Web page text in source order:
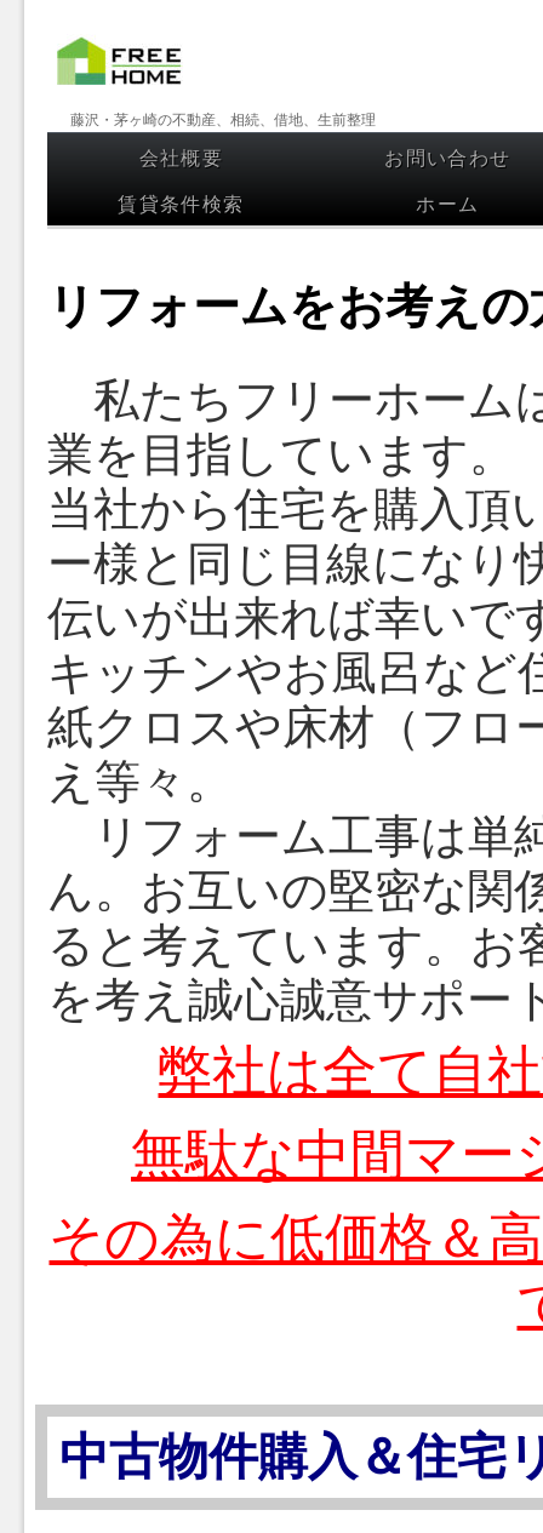
【フリー
ホーム】
藤沢・茅
ヶ崎の不
動産、相
続、借
地、生前
整理
藤沢・茅ヶ崎の不動産、相続、借地、生前整理
コンテンツへスキップ
会社概要
お問い合わせ
賃貸条件検索
ホーム
リフォームをお考え
私たちフリーホーム
業を目指しています。
当社から住宅を購入頂
ー様と同じ目線になり
伝いが出来れば幸いで
キッチンやお風呂など
紙クロスや床材（フロ
え等々。
リフォーム工事は単
ん。 お互いの堅密な関
ると考えています。 お
を考え誠心誠意サポー
弊社は全て自
無駄な中間マー
その為に低価格＆
中古物件購入＆住宅